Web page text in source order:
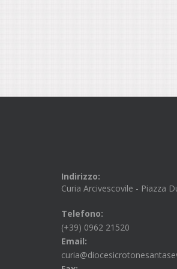
Indirizzo:
Curia Arcivescovile - Piazza
Telefono:
(+39) 0962 21520
Email: